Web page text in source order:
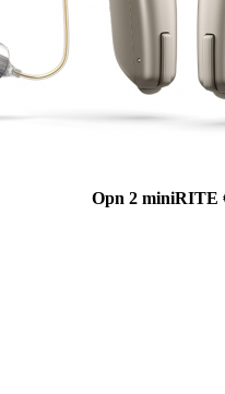
Opn 2 miniRITE